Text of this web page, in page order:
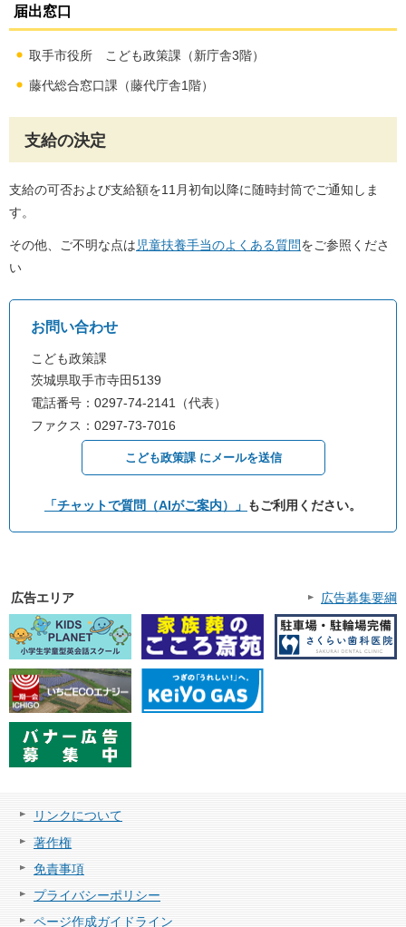
届出窓口
取手市役所 こども政策課（新庁舎3階）
藤代総合窓口課（藤代庁舎1階）
支給の決定
支給の可否および支給額を11月初旬以降に随時封筒でご通知しま
す。
その他、ご不明な点は児童扶養手当のよくある質問をご参照くださ
い
お問い合わせ
こども政策課
茨城県取手市寺田5139
電話番号：0297-74-2141（代表）
ファクス：0297-73-7016
こども政策課 にメールを送信
「チャットで質問（AIがご案内）」 もご利用ください。
広告エリア 広告募集要綱
リンクについて
著作権
免責事項
プライバシーポリシー
ページ作成ガイドライン